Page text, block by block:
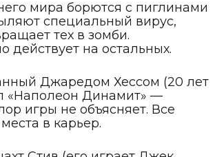
мира борются с пиглинами
специальный вирус,
тех в зомби.
действует на остальных.
Джаредом Хессом (20 лет
«Наполеон Динамит» —
игры не объясняет. Все
в карьер.